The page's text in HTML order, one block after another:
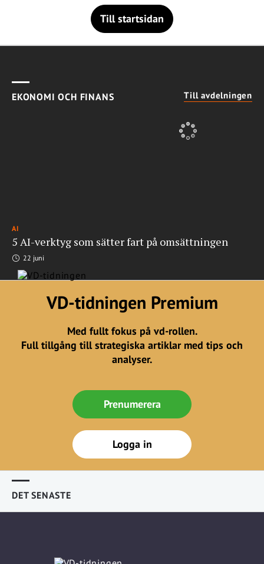
Till startsidan
EKONOMI OCH FINANS Till avdelningen
AI
5 AI-verktyg som sätter fart på omsättningen
22 juni
VD-tidningen Premium
Med fullt fokus på vd-rollen.
Full tillgång till strategiska artiklar med tips och
analyser.
Prenumerera
Logga in
DET SENASTE